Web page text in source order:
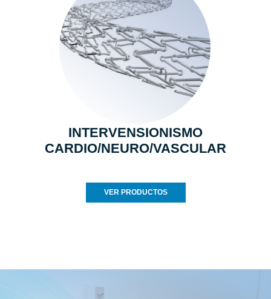
INTERVENSIONISMO
CARDIO/NEURO/VASCULAR
VER PRODUCTOS